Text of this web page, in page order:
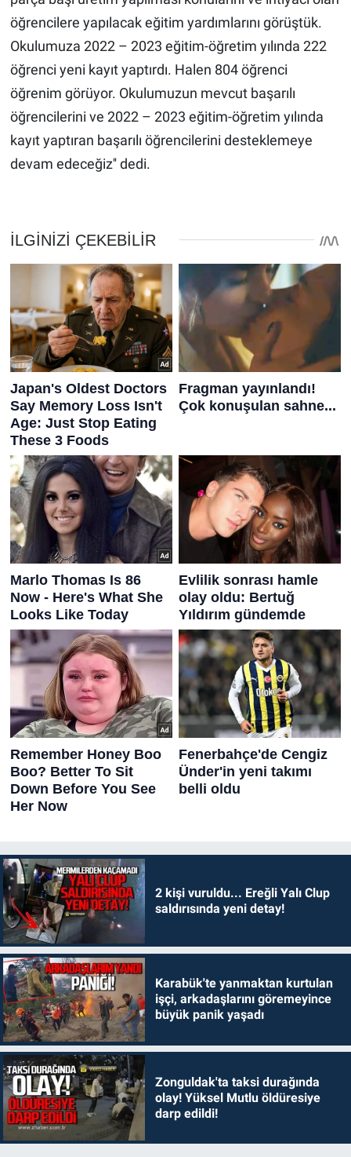
öğrencilere yapılacak eğitim yardımlarını görüştük.
Okulumuza 2022 – 2023 eğitim-öğretim yılında 222
öğrenci yeni kayıt yaptırdı. Halen 804 öğrenci
öğrenim görüyor. Okulumuzun mevcut başarılı
öğrencilerini ve 2022 – 2023 eğitim-öğretim yılında
kayıt yaptıran başarılı öğrencilerini desteklemeye
devam edeceğiz'' dedi.
2 kişi vuruldu... Ereğli Yalı Clup
saldırısında yeni detay!
Karabük'te yanmaktan kurtulan
işçi, arkadaşlarını göremeyince
büyük panik yaşadı
Zonguldak'ta taksi durağında
olay! Yüksel Mutlu öldüresiye
darp edildi!